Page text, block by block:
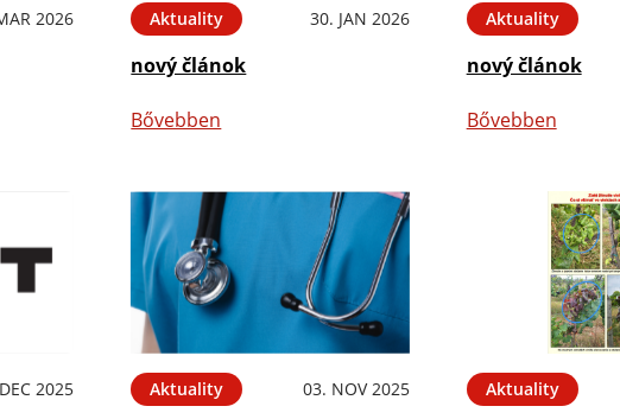
2026 Aktuality 30. JAN 2026
nový článok
Bővebben
Aktuality
nový článok
Bővebben
2025 Aktuality 03. NOV 2025 Aktuality